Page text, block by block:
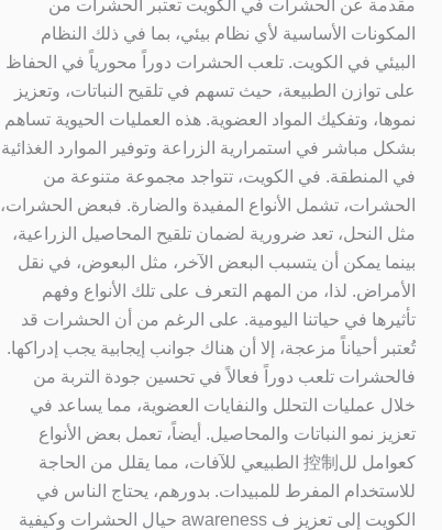
مقدمة عن الحشرات في الكويت تعتبر الحشرات من
المكونات الأساسية لأي نظام بيئي، بما في ذلك النظام
البيئي في الكويت. تلعب الحشرات دوراً محورياً في الحفاظ
على توازن الطبيعة، حيث تسهم في تلقيح النباتات، وتعزيز
نموها، وتفكيك المواد العضوية. هذه العمليات الحيوية تساهم
بشكل مباشر في استمرارية الزراعة وتوفير الموارد الغذائية
في المنطقة. في الكويت، تتواجد مجموعة متنوعة من
الحشرات، تشمل الأنواع المفيدة والضارة. فبعض الحشرات،
مثل النحل، تعد ضرورية لضمان تلقيح المحاصيل الزراعية،
بينما يمكن أن يتسبب البعض الآخر، مثل البعوض، في نقل
الأمراض. لذا، من المهم التعرف على تلك الأنواع وفهم
تأثيرها في حياتنا اليومية. على الرغم من أن الحشرات قد
تُعتبر أحياناً مزعجة، إلا أن هناك جوانب إيجابية يجب إدراكها.
فالحشرات تلعب دوراً فعالاً في تحسين جودة التربة من
خلال عمليات التحلل والنفايات العضوية، مما يساعد في
تعزيز نمو النباتات والمحاصيل. أيضاً، تعمل بعض الأنواع
كعوامل لل控制 الطبيعي للآفات، مما يقلل من الحاجة
للاستخدام المفرط للمبيدات. بدورهم، يحتاج الناس في
الكويت إلى تعزيز ف awareness حيال الحشرات وكيفية